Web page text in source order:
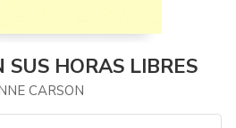
SUS HORAS LIBRES
CARSON